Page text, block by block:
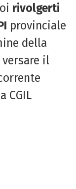
rivolgerti
provinciale
della
il
CGIL